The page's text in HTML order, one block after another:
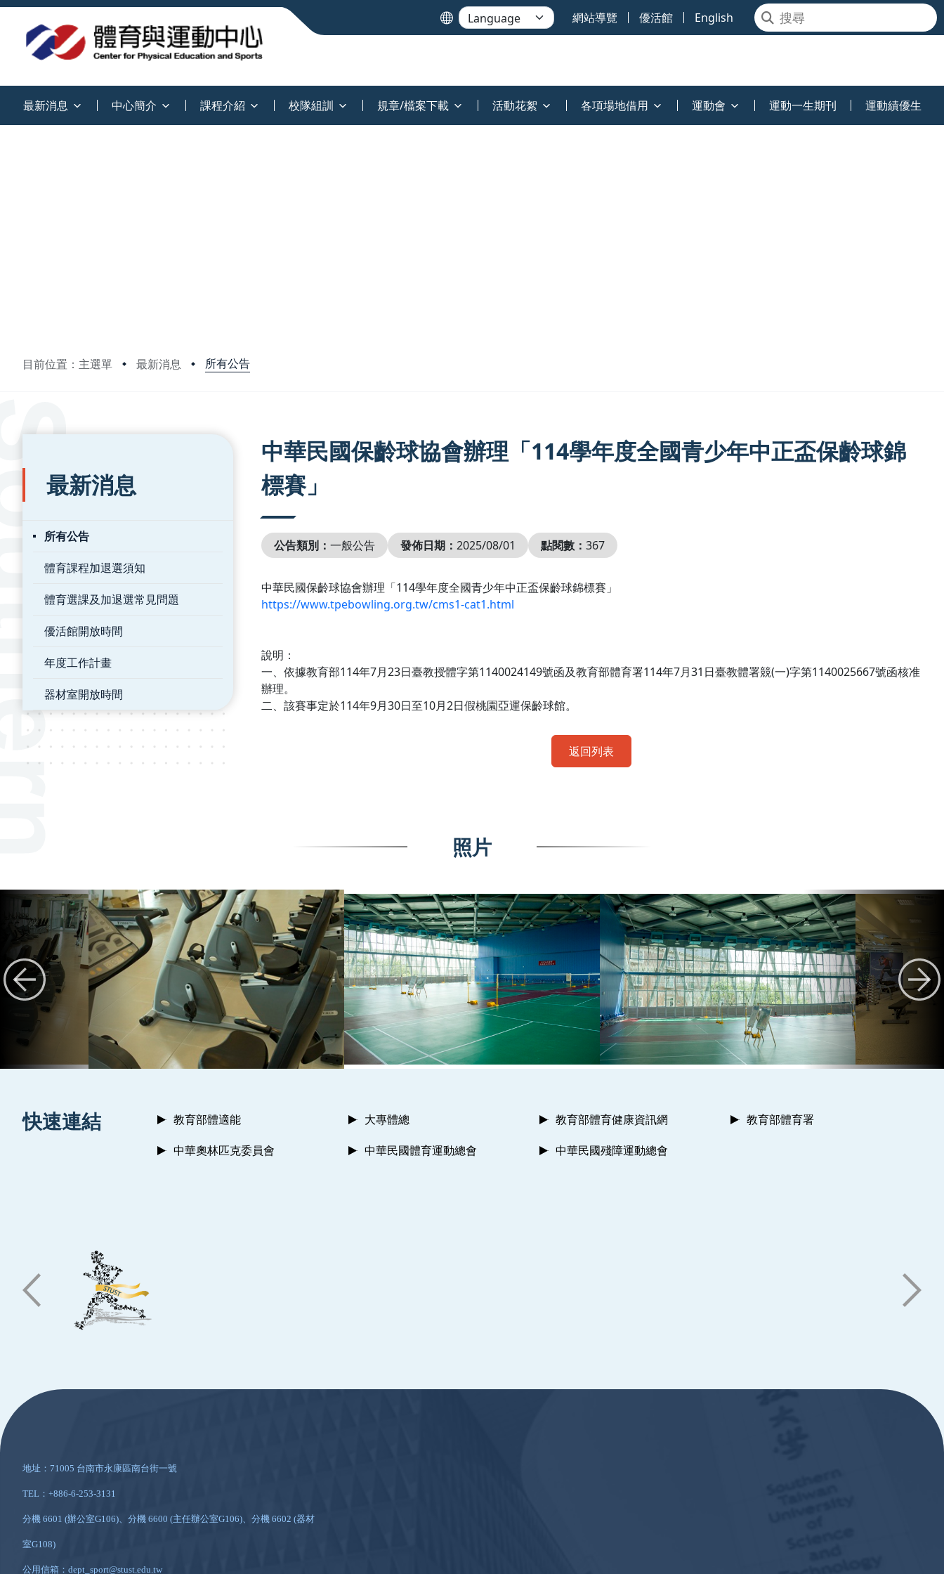
網站導覽 優活館 English
最新消息 中心簡介 課程介紹 校隊組訓 規章/檔案下載 活動花絮 各項場地借用 運動會 運動一生期刊 運動績優生
目前位置：主選單 最新消息 所有公告
:::
最新消息
所有公告
體育課程加退選須知
體育選課及加退選常見問題
優活館開放時間
年度工作計畫
器材室開放時間
中華民國保齡球協會辦理「114學年度全國青少年中正盃保齡球錦
標賽」
公告類別： 一般公告 發佈日期： 2025/08/01 點閱數： 367
中華民國保齡球協會辦理「114學年度全國青少年中正盃保齡球錦標賽」
https://www.tpebowling.org.tw/cms1-cat1.html
說明：
一、依據教育部114年7月23日臺教授體字第1140024149號函及教育部體育署114年7月31日臺教體署競(一)字第1140025667號函核准
辦理。
二、該賽事定於114年9月30日至10月2日假桃園亞運保齡球館。
返回列表
照片
快速連結 教育部體適能 大專體總 教育部體育健康資訊網
教育部體育署
中華奧林匹克委員會
中華民國體育運動總會 中華民國殘障運動總會
地址：71005 台南市永康區南台街一號
TEL：+886-6-253-3131
分機 6601 (辦公室G106)、分機 6600 (主任辦公室G106)、分機 6602 (器材
室G108)
公用信箱：dept_sport@stust.edu.tw